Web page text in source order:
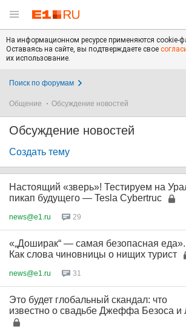
На информационном ресурсе применяются cookie-
Оставаясь на сайте, вы подтверждаете свое
их использование.
Поиск по форумам
Общение Обсуждение новостей
Обсуждение новостей
Создать тему
Настоящий «зверь»! Тестируем на
пикап будущего — Tesla Cybertruc
news@e1.ru 29
«„Доширак“ — самая безопасная еда».
Как слова чиновницы о нищих турист
news@e1.ru 31
Это будет глобальный скандал: что
известно о свадьбе Джеффа Безоса и